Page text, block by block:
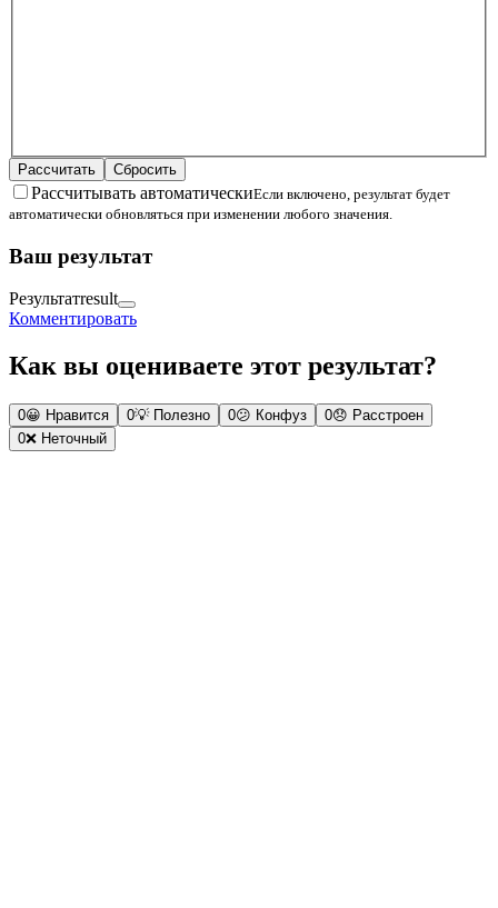
Рассчитать Сбросить
Рассчитывать автоматическиЕсли включено, результат будет
автоматически обновляться при изменении любого значения.
Ваш результат
Результатresult
Комментировать
Как вы оцениваете этот результат?
0😀 Нравится 0💡 Полезно 0😕 Конфуз 0😞 Расстроен
0❌ Неточный